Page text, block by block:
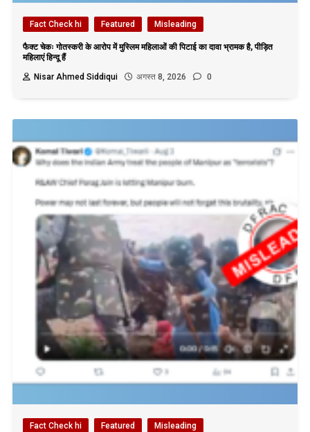
Fact Check hi Featured Misleading
फैक्ट चेकः गोतस्करी के आरोप में मुस्लिम महिलाओं की पिटाई का दावा भ्रामक है, पीड़ित
महिलाएं हिन्दू हैं
Nisar Ahmed Siddiqui
अगस्त 8, 2026 0
Fact Check hi Featured Misleading